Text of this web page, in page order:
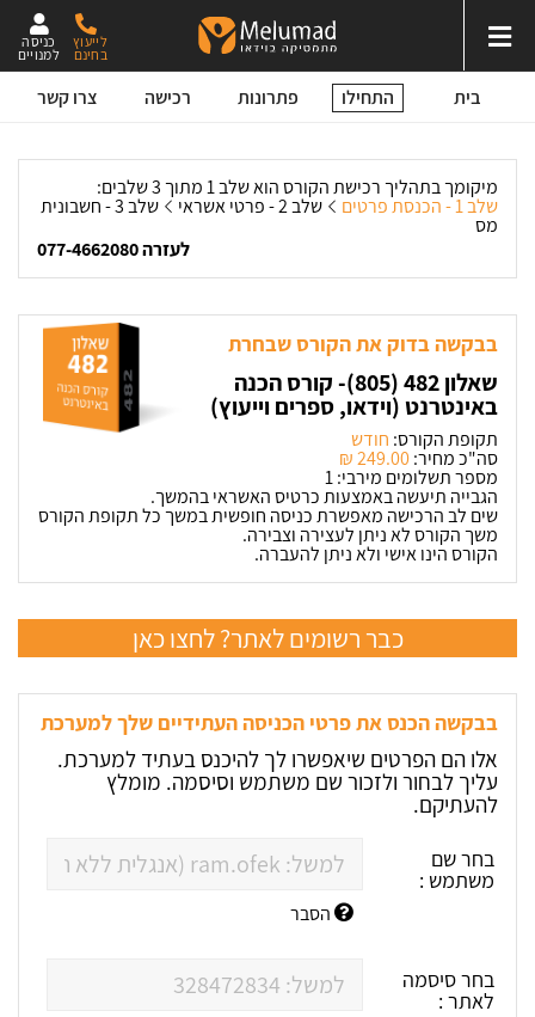
כניסה
למנויים
לייעוץ
בחינם
בית התחילו פתרונות רכישה צרו קשר
מיקומך בתהליך רכישת הקורס הוא שלב 1 מתוך 3 שלבים:
שלב 1 - הכנסת פרטים שלב 2 - פרטי אשראי שלב 3 - חשבונית
מס
לעזרה 077-4662080
בבקשה בדוק את הקורס שבחרת
שאלון 482 (805)- קורס הכנה
באינטרנט (וידאו, ספרים וייעוץ)
תקופת הקורס: חודש
סה"כ מחיר:249.00 ‏₪
מספר תשלומים מירבי: 1
הגבייה תיעשה באמצעות כרטיס האשראי בהמשך.
שים לב הרכישה מאפשרת כניסה חופשית במשך כל תקופת הקורס
משך הקורס לא ניתן לעצירה וצבירה.
הקורס הינו אישי ולא ניתן להעברה.
כבר רשומים לאתר? לחצו כאן
בבקשה הכנס את פרטי הכניסה העתידיים שלך למערכת
אלו הם הפרטים שיאפשרו לך להיכנס בעתיד למערכת.
עליך לבחור ולזכור שם משתמש וסיסמה. מומלץ
להעתיקם.
בחר שם
משתמש :
הסבר
בחר סיסמה
לאתר :